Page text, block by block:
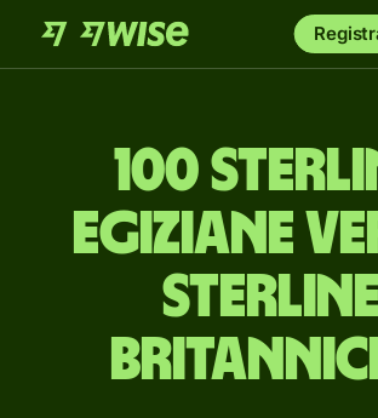
100
egiziane
sterline